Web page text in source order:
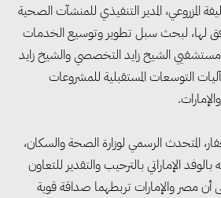
المزروعي، المدير التنفيذي للمنشآت الصحية
لها، لبحث سبل تطوير وتوسيع الخدمات
الشيخ زايد التخصصي والشيخ زايد
التوسعات المستقبلية للمشروعات
المتحدث الرسمي لوزارة الصحة والسكان،
الإماراتي بالترحيب والتقدير للتعاون
أن مصر والإمارات تربطهما صداقة قوية